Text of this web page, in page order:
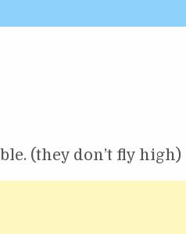
(they don’t fly high)